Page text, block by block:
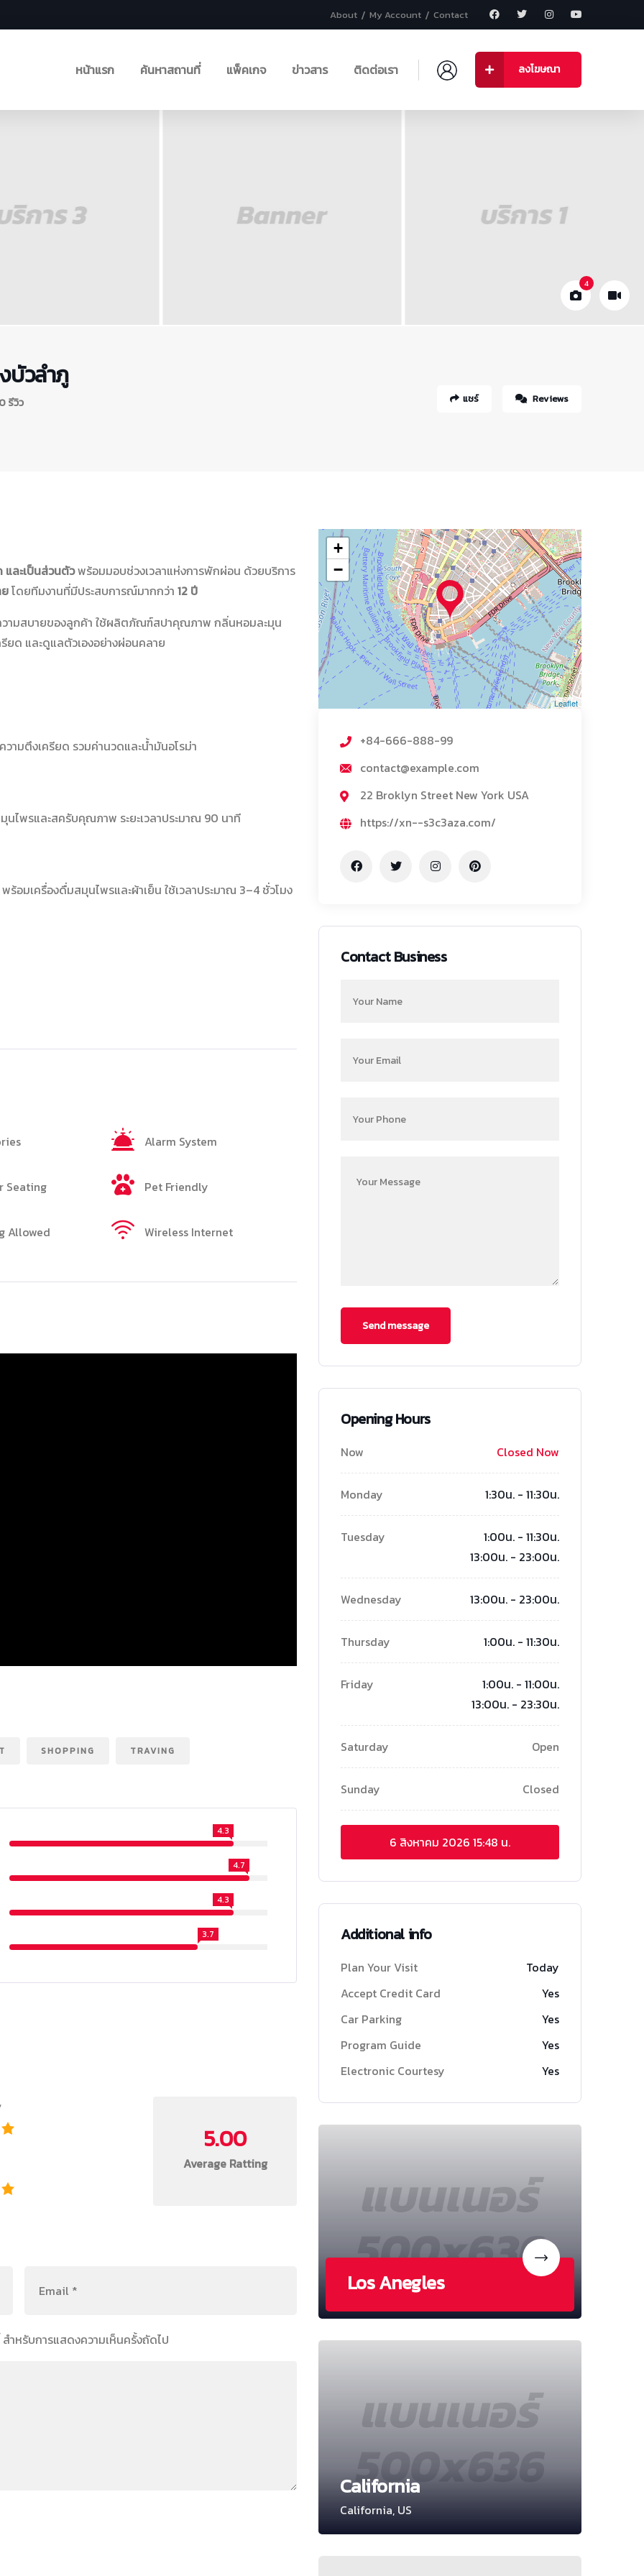
About My Account Contact
หน้าแรก ค้นหาสถานที่ แพ็คเกจ ข่าวสาร ติดต่อเรา ลงโฆษณา
4
บัวลำภู
รีวิว แชร์ Reviews
ละเป็นส่วนตัวพร้อมมอบช่วงเวลาแห่งการพักผ่อน ด้วยบริการ
โดยทีมงานที่มีประสบการณ์มากกว่า 12 ปี
วามสบายของลูกค้า ใช้ผลิตภัณฑ์สปาคุณภาพ กลิ่นหอมละมุน
ยด และดูแลตัวเองอย่างผ่อนคลาย
ามตึงเครียด รวมค่านวดและน้ำมันอโรม่า
ไพรและสครับคุณภาพ ระยะเวลาประมาณ 90 นาที
อมเครื่องดื่มสมุนไพรและผ้าเย็น ใช้เวลาประมาณ 3–4 ชั่วโมง
Alarm System
Seating Pet Friendly
Allowed Wireless Internet
SHOPPING TRAVING
4.3
4.7
4.3
3.7
5.00
Average Ratting
ำหรับการแสดงความเห็นครั้งถัดไป
+
−
Leaflet
+84-666-888-99
contact@example.com
22 Broklyn Street New York USA
https://xn--s3c3aza.com/
Contact Business
Opening Hours
Now Closed Now
Monday 1:30น. - 11:30น.
Tuesday
1:00น. - 11:30น.
13:00น. - 23:00น.
Wednesday 13:00น. - 23:00น.
Thursday 1:00น. - 11:30น.
Friday
1:00น. - 11:00น.
13:00น. - 23:30น.
Saturday Open
Sunday Closed
6 สิงหาคม 2026 15:48 น.
Additional info
Plan Your Visit
Today
Accept Credit Card
Yes
Car Parking
Yes
Program Guide
Yes
Electronic Courtesy
Yes
Los Anegles
California
California, US